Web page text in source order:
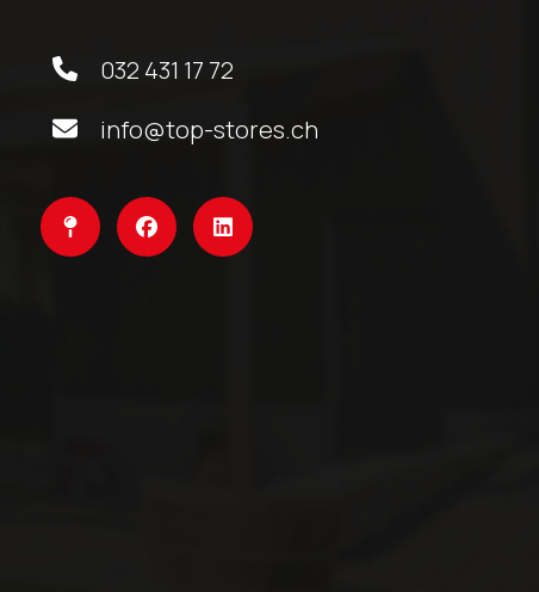
032 431 17 72
info@top-stores.ch